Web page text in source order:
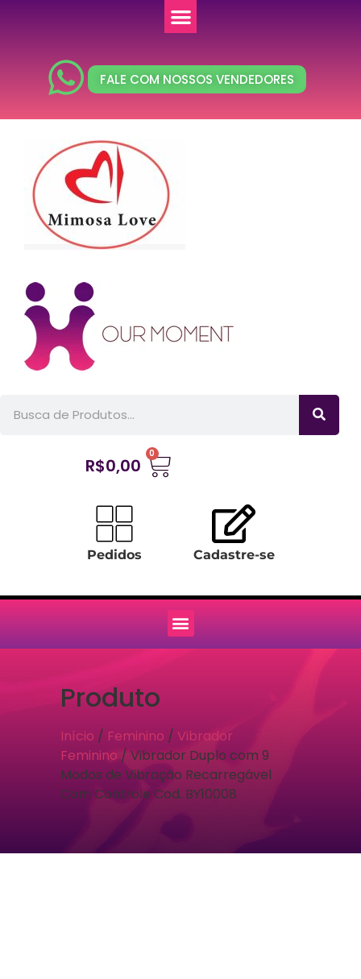
FALE COM NOSSOS VENDEDORES
R$0,00
0
Pedidos Cadastre-se
Produto
Início / Feminino / Vibrador
Feminino / Vibrador Duplo com 9
Modos de Vibração Recarregável
Com Controle Cod. BY10008